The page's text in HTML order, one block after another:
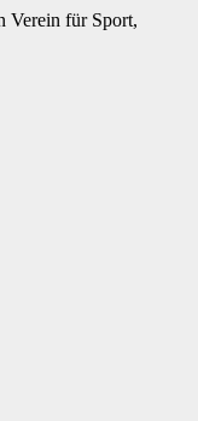
Verein für Sport,